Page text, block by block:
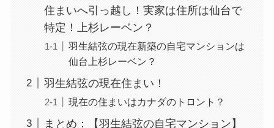
住まいへ引っ越し！実家は住所は仙台で
特定！上杉レーベン？
羽生結弦の現在新築の自宅マンションは
仙台上杉レーベン？
羽生結弦の現在住まい！
現在の住まいはカナダのトロント？
まとめ：【羽生結弦の自宅マンション】